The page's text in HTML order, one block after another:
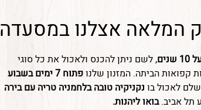
המלאה אצלנו במסעדה
שנים
, לשם ניתן להכנס ולאכול את כל סוגי
קפואות הביתה. המזנון שלנופתוח 7 ימים בשבוע
לאכול בו נקניקיה טובה בלחמניה טריה עם בירה
תל אביב.בואו ליהנות.